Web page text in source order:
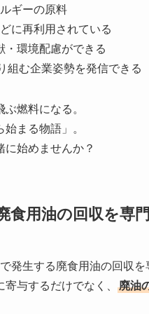
ギーの原料
に再利用されている
・環境配慮ができる
組む企業姿勢を発信できる
燃料になる。
まる物語」。
始めませんか？
食用油の回収を専
発生する廃食用油の回収を
与するだけでなく、
廃油